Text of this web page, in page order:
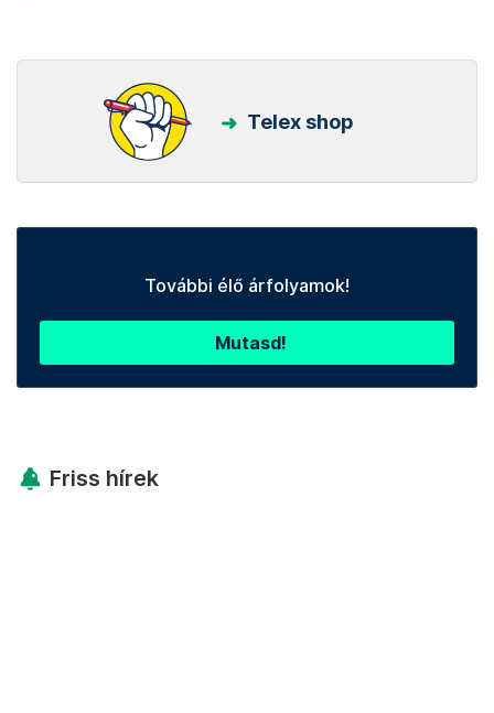
Telex shop
További élő árfolyamok!
Mutasd!
Friss hírek